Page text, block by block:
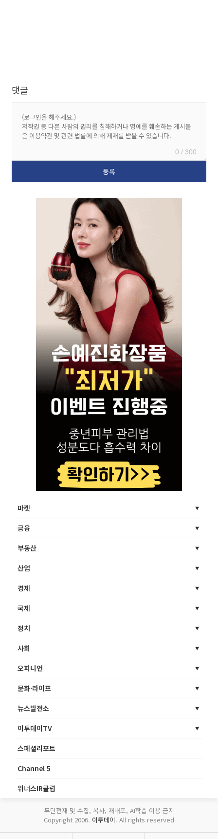
댓글
0 / 300
마켓
금융
부동산
산업
경제
국제
정치
사회
오피니언
문화·라이프
뉴스발전소
이투데이TV
스페셜리포트
Channel 5
위너스IR클럽
무단전재 및 수집, 복사, 재배포, AI학습 이용 금지
Copyright 2006. 이투데이. All rights reserved